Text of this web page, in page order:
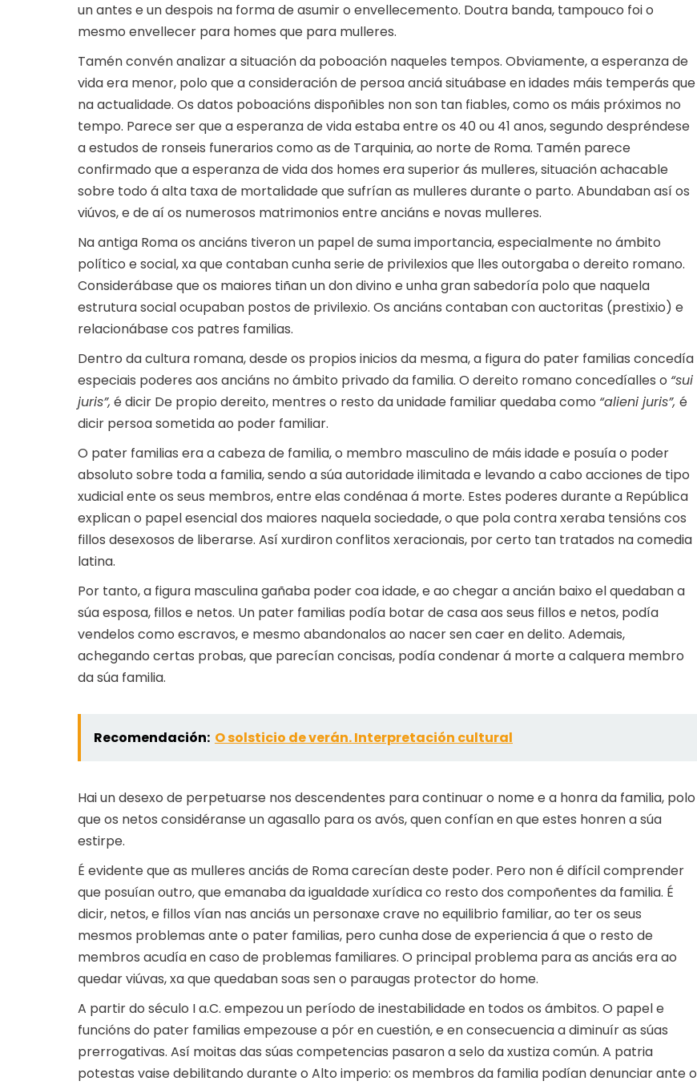
un antes e un despois na forma de asumir o envellecemento. Doutra banda, tampouco foi o
mesmo envellecer para homes que para mulleres.
Tamén convén analizar a situación da poboación naqueles tempos. Obviamente, a esperanza de
vida era menor, polo que a consideración de persoa anciá situábase en idades máis temperás que
na actualidade. Os datos poboacións dispoñibles non son tan fiables, como os máis próximos no
tempo. Parece ser que a esperanza de vida estaba entre os 40 ou 41 anos, segundo despréndese
a estudos de ronseis funerarios como as de Tarquinia, ao norte de Roma. Tamén parece
confirmado que a esperanza de vida dos homes era superior ás mulleres, situación achacable
sobre todo á alta taxa de mortalidade que sufrían as mulleres durante o parto. Abundaban así os
viúvos, e de aí os numerosos matrimonios entre anciáns e novas mulleres.
Na antiga Roma os anciáns tiveron un papel de suma importancia, especialmente no ámbito
político e social, xa que contaban cunha serie de privilexios que lles outorgaba o dereito romano.
Considerábase que os maiores tiñan un don divino e unha gran sabedoría polo que naquela
estrutura social ocupaban postos de privilexio. Os anciáns contaban con auctoritas (prestixio) e
relacionábase cos patres familias.
Dentro da cultura romana, desde os propios inicios da mesma, a figura do pater familias concedía
especiais poderes aos anciáns no ámbito privado da familia. O dereito romano concedíalles o “sui
juris”, é dicir De propio dereito, mentres o resto da unidade familiar quedaba como “alieni juris”, é
dicir persoa sometida ao poder familiar.
O pater familias era a cabeza de familia, o membro masculino de máis idade e posuía o poder
absoluto sobre toda a familia, sendo a súa autoridade ilimitada e levando a cabo acciones de tipo
xudicial ente os seus membros, entre elas condénaa á morte. Estes poderes durante a República
explican o papel esencial dos maiores naquela sociedade, o que pola contra xeraba tensións cos
fillos desexosos de liberarse. Así xurdiron conflitos xeracionais, por certo tan tratados na comedia
latina.
Por tanto, a figura masculina gañaba poder coa idade, e ao chegar a ancián baixo el quedaban a
súa esposa, fillos e netos. Un pater familias podía botar de casa aos seus fillos e netos, podía
vendelos como escravos, e mesmo abandonalos ao nacer sen caer en delito. Ademais,
achegando certas probas, que parecían concisas, podía condenar á morte a calquera membro
da súa familia.
Recomendación: O solsticio de verán. Interpretación cultural
Hai un desexo de perpetuarse nos descendentes para continuar o nome e a honra da familia, polo
que os netos considéranse un agasallo para os avós, quen confían en que estes honren a súa
estirpe.
É evidente que as mulleres anciás de Roma carecían deste poder. Pero non é difícil comprender
que posuían outro, que emanaba da igualdade xurídica co resto dos compoñentes da familia. É
dicir, netos, e fillos vían nas anciás un personaxe crave no equilibrio familiar, ao ter os seus
mesmos problemas ante o pater familias, pero cunha dose de experiencia á que o resto de
membros acudía en caso de problemas familiares. O principal problema para as anciás era ao
quedar viúvas, xa que quedaban soas sen o paraugas protector do home.
A partir do século I a.C. empezou un período de inestabilidade en todos os ámbitos. O papel e
funcións do pater familias empezouse a pór en cuestión, e en consecuencia a diminuír as súas
prerrogativas. Así moitas das súas competencias pasaron a selo da xustiza común. A patria
potestas vaise debilitando durante o Alto imperio: os membros da familia podían denunciar ante o